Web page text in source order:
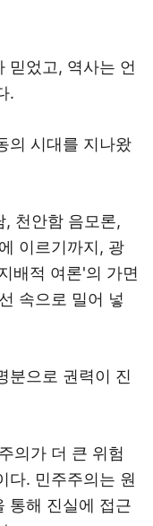
믿었고, 역사는 언
.
의 시대를 지나왔
, 천안함 음모론,
이르기까지, 광
배적 여론'의 가면
속으로 밀어 넣
분으로 권력이 진
의가 더 큰 위험
다. 민주주의는 원
통해 진실에 접근